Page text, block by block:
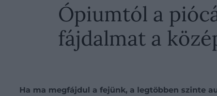
Ópiumtól a
fájdalmat a
Ha ma megfájdul a fejünk, a legtöbben szinte